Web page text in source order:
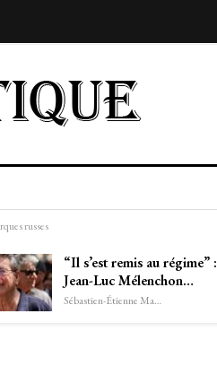
russes
“Il s’est remis au régime” :
Jean-Luc Mélenchon…
Sébastien-Étienne Marechal